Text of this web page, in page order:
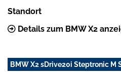
Standort
Details zum BMW X2
BMW X2 sDrive20i Steptronic M